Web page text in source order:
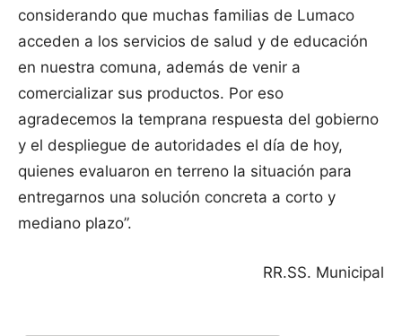
considerando que muchas familias de Lumaco
acceden a los servicios de salud y de educación
en nuestra comuna, además de venir a
comercializar sus productos. Por eso
agradecemos la temprana respuesta del gobierno
y el despliegue de autoridades el día de hoy,
quienes evaluaron en terreno la situación para
entregarnos una solución concreta a corto y
mediano plazo”.
RR.SS. Municipal